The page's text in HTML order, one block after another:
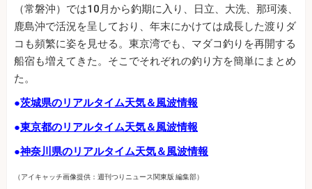
（常磐沖）では10月から釣期に入り、日立、大洗、那珂湊、
鹿島沖で活況を呈しており、年末にかけては成長した渡りダ
コも頻繁に姿を見せる。東京湾でも、マダコ釣りを再開する
船宿も増えてきた。そこでそれぞれの釣り方を簡単にまとめ
た。
●茨城県のリアルタイム天気＆風波情報
●東京都のリアルタイム天気＆風波情報
●神奈川県のリアルタイム天気＆風波情報
（アイキャッチ画像提供：週刊つりニュース関東版 編集部）